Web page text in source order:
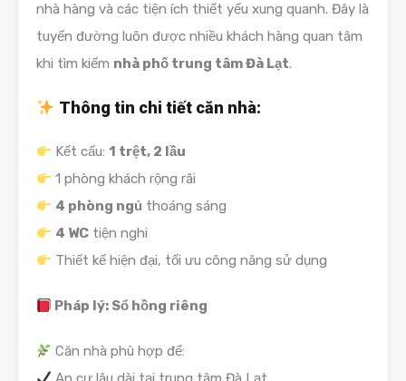
nhà hàng và các tiện ích thiết yếu xung quanh. Đây là
tuyến đường luôn được nhiều khách hàng quan tâm
khi tìm kiếm nhà phố trung tâm Đà Lạt.
Thông tin chi tiết căn nhà:
Kết cấu:1 trệt, 2 lầu
1 phòng khách rộng rãi
4 phòng ngủ thoáng sáng
4 WC tiện nghi
Thiết kế hiện đại, tối ưu công năng sử dụng
Pháp lý: Sổ hồng riêng
Căn nhà phù hợp để: